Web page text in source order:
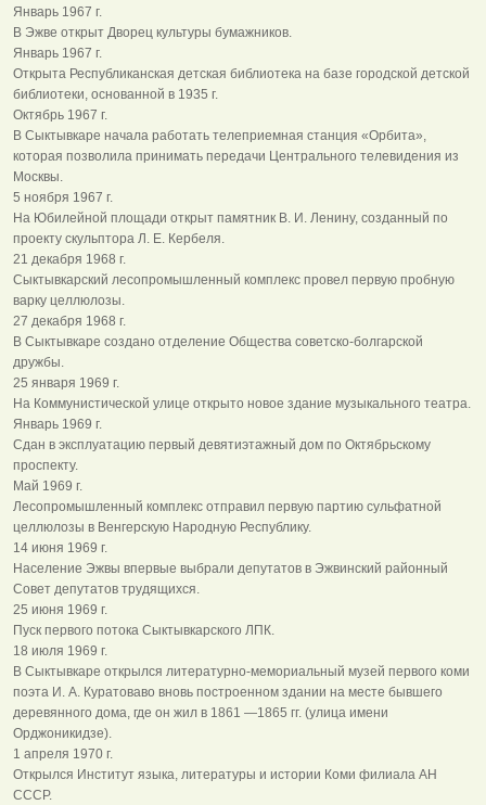
Январь 1967 г.
В Эжве открыт Дворец культуры бумажников.
Январь 1967 г.
Открыта Республиканская детская библиотека на базе городской детской
библиотеки, основанной в 1935 г.
Октябрь 1967 г.
В Сыктывкаре начала работать телеприемная станция «Орбита»,
которая позволила принимать передачи Центрального телевидения из
Москвы.
5 ноября 1967 г.
На Юбилейной площади открыт памятник В. И. Ленину, созданный по
проекту скульптора Л. Е. Кербеля.
21 декабря 1968 г.
Сыктывкарский лесопромышленный комплекс провел первую пробную
варку целлюлозы.
27 декабря 1968 г.
В Сыктывкаре создано отделение Общества советско-болгарской
дружбы.
25 января 1969 г.
На Коммунистической улице открыто новое здание музыкального театра.
Январь 1969 г.
Сдан в эксплуатацию первый девятиэтажный дом по Октябрьскому
проспекту.
Май 1969 г.
Лесопромышленный комплекс отправил первую партию сульфатной
целлюлозы в Венгерскую Народную Республику.
14 июня 1969 г.
Население Эжвы впервые выбрали депутатов в Эжвинский районный
Совет депутатов трудящихся.
25 июня 1969 г.
Пуск первого потока Сыктывкарского ЛПК.
18 июля 1969 г.
В Сыктывкаре открылся литературно-мемориальный музей первого коми
поэта И. А. Куратоваво вновь построенном здании на месте бывшего
деревянного дома, где он жил в 1861 —1865 гг. (улица имени
Орджоникидзе).
1 апреля 1970 г.
Открылся Институт языка, литературы и истории Коми филиала АН
СССР.